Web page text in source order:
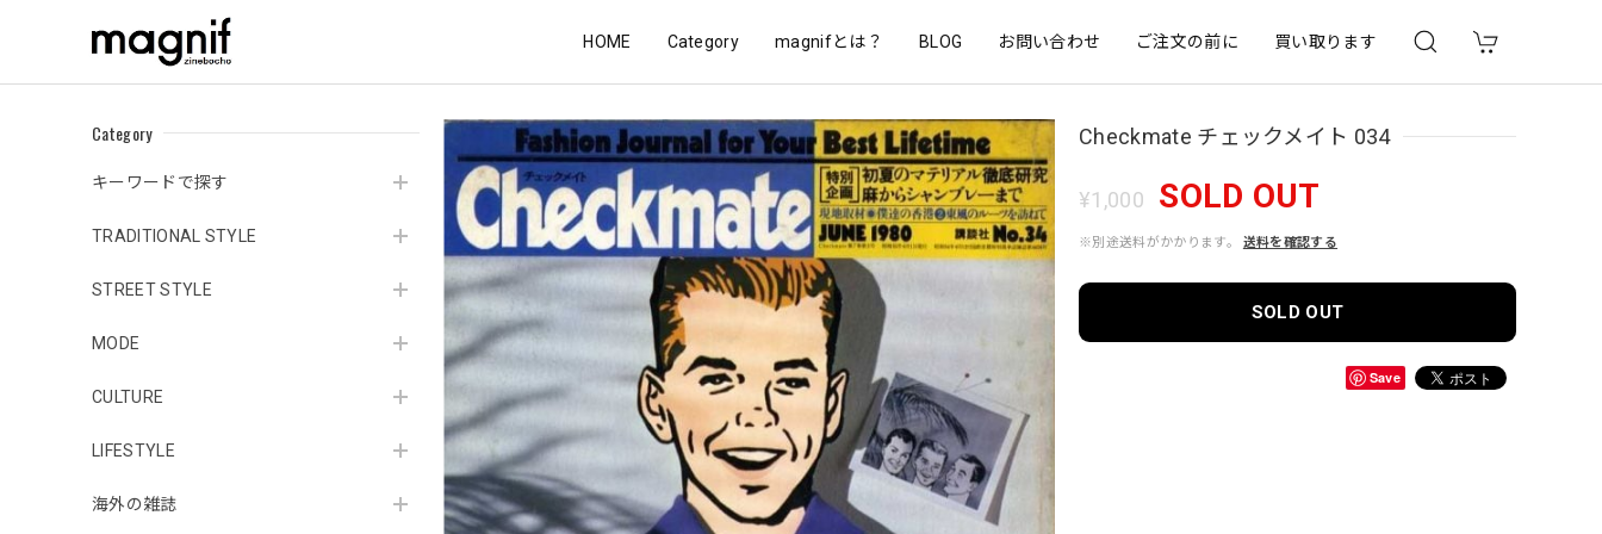
HOME Category magnifとは？ BLOG お問い合わせ ご注文の前に 買い取ります
Category
キーワードで探す
TRADITIONAL STYLE
STREET STYLE
MODE
CULTURE
LIFESTYLE
海外の雑誌
Checkmate チェックメイト 034
¥1,000 SOLD OUT
※別途送料がかかります。 送料を確認する
SOLD OUT
Save